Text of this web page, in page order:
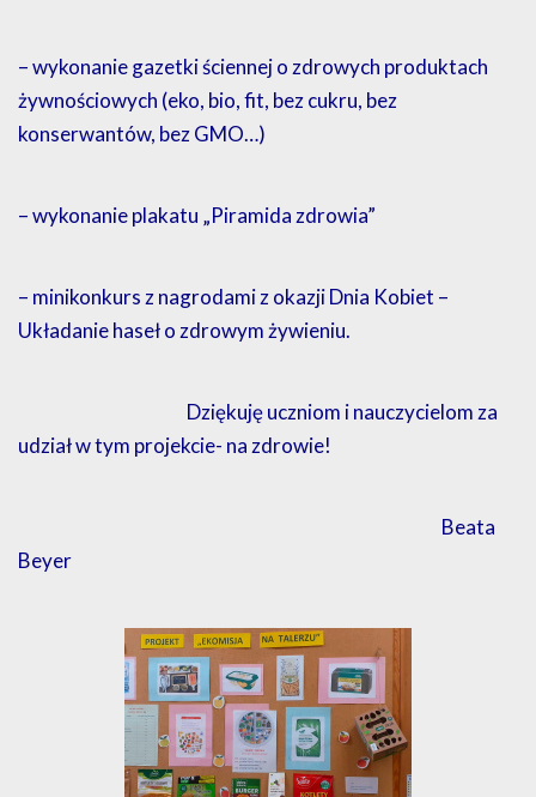
– wykonanie gazetki ściennej o zdrowych produktach
żywnościowych (eko, bio, fit, bez cukru, bez
konserwantów, bez GMO…)
– wykonanie plakatu „Piramida zdrowia”
– minikonkurs z nagrodami z okazji Dnia Kobiet –
Układanie haseł o zdrowym żywieniu.
Dziękuję uczniom i nauczycielom za
udział w tym projekcie- na zdrowie!
Beata
Beyer